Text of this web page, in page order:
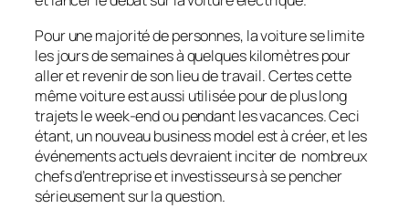
Pour une majorité de personnes, la voiture se limite
les jours de semaines à quelques kilomètres pour
aller et revenir de son lieu de travail. Certes cette
même voiture est aussi utilisée pour de plus long
trajets le week-end ou pendant les vacances. Ceci
étant, un nouveau business model est à créer, et les
événements actuels devraient inciter de nombreux
chefs d’entreprise et investisseurs à se pencher
sérieusement sur la question.